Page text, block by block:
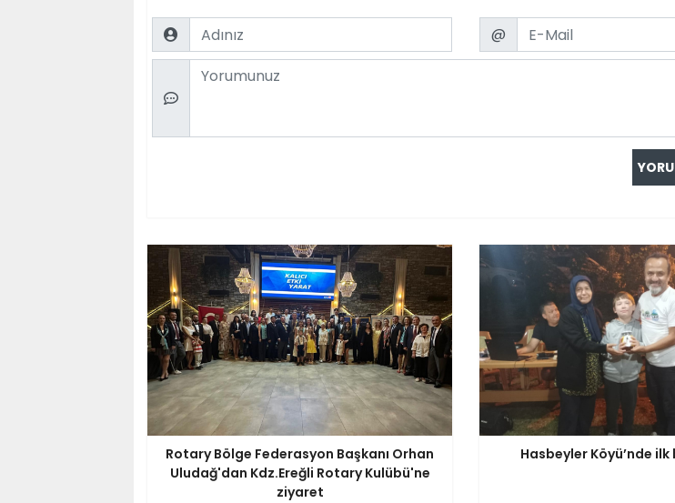
Name Email
@
Comment
Rotary Bölge Federasyon Başkanı Orhan
Uludağ'dan Kdz.Ereğli Rotary Kulübü'ne
ziyaret
Hasbeyler Köyü’nde ilk